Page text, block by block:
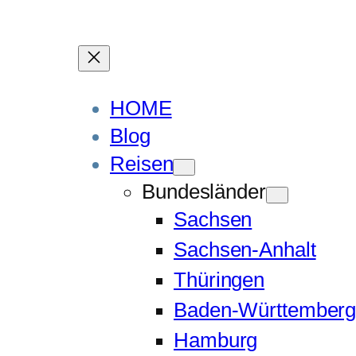
HOME
Blog
Reisen
Bundesländer
Sachsen
Sachsen-Anhalt
Thüringen
Baden-Württemberg
Hamburg